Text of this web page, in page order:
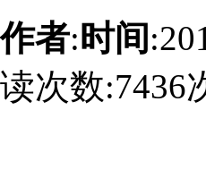
作者:时间
读次数:7436